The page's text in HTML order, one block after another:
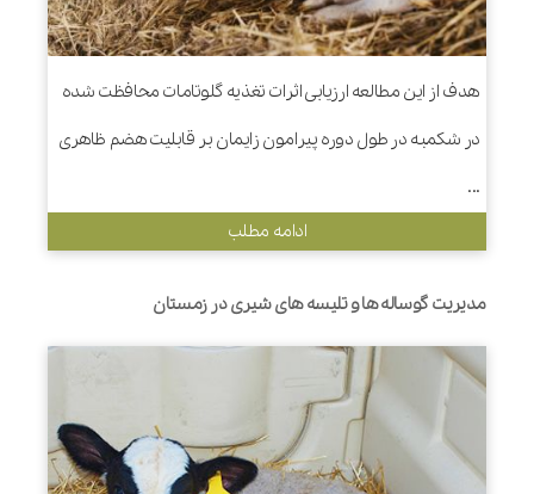
هدف از این مطالعه ارزیابی اثرات تغذیه گلوتامات محافظت شده
در شکمبه در طول دوره پیرامون زایمان بر قابلیت هضم ظاهری
...
ادامه مطلب
مدیریت گوساله ها و تلیسه های شیری در زمستان